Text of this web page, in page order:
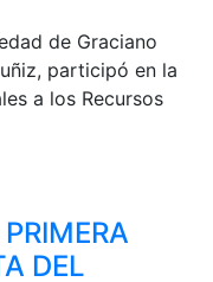
de Graciano
participó en la
a los Recursos
DEL